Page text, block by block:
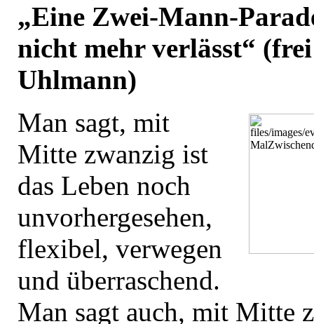
„Eine Zwei-Mann-
nicht mehr verlässt“
Uhlmann)
Man sagt, mit
Mitte zwanzig ist
das Leben noch
unvorhergesehen,
flexibel, verwegen
und überraschend.
Man sagt auch, mit Mitte